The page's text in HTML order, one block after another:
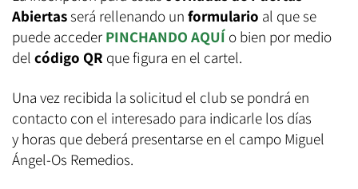
Abiertasserá rellenando un formulario al que se
puede acceder PINCHANDO AQUÍ o bien por medio
del código QR que figura en el cartel.
Una vez recibida la solicitud el club se pondrá en
contacto con el interesado para indicarle los días
y horas que deberá presentarse en el campo Miguel
Ángel-Os Remedios.